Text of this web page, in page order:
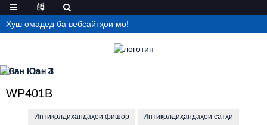
Хуш омадед ба вебсайтҳои мо!
WP401B
Интиқолдиҳандаҳои фишор Интиқолдиҳандаҳои сатҳӣ